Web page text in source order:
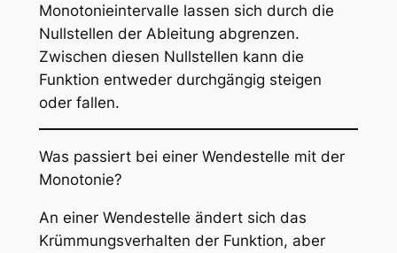
Monotonieintervalle lassen sich durch die
Nullstellen der Ableitung abgrenzen.
Zwischen diesen Nullstellen kann die
Funktion entweder durchgängig steigen
oder fallen.
Was passiert bei einer Wendestelle mit der
Monotonie?
An einer Wendestelle ändert sich das
Krümmungsverhalten der Funktion, aber